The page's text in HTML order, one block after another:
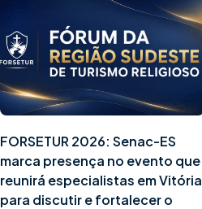
FORSETUR 2026: Senac-ES
marca presença no evento que
reunirá especialistas em Vitória
para discutir e fortalecer o